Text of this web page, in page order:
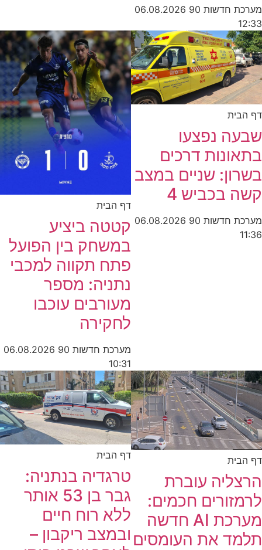
מערכת חדשות 90
06.08.2026
12:33
דף הבית
שבעה נפצעו
בתאונות דרכים
בשרון: שניים במצב
קשה בכביש 4
מערכת חדשות 90
06.08.2026
11:36
דף הבית
קטטה ביציע
במשחק בין הפועל
פתח תקווה למכבי
נתניה: מספר
מעורבים עוכבו
לחקירה
מערכת חדשות 90
06.08.2026
10:31
דף הבית
הרצליה עוברת
לרמזורים חכמים:
מערכת AI חדשה
תלמד את העומסים
דף הבית
טרגדיה בנתניה:
גבר בן 53 אותר
ללא רוח חיים
ובמצב ריקבון –